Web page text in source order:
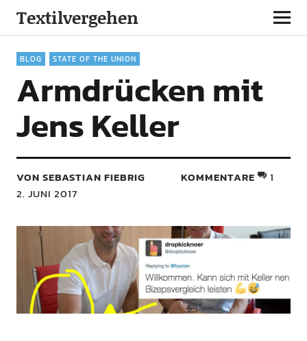
Textilvergehen
BLOG STATE OF THE UNION
Armdrücken mit
Jens Keller
VON SEBASTIAN FIEBRIG
2. JUNI 2017
KOMMENTARE 1